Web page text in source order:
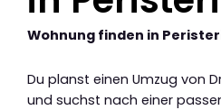
Wohnung finden in
Du planst einen Umzug von
und suchst nach einer